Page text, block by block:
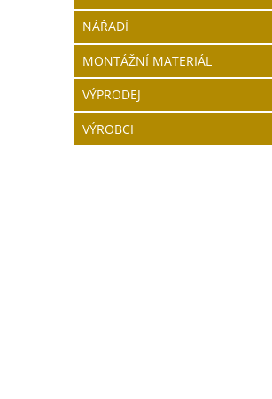
NÁŘADÍ
MONTÁŽNÍ MATERIÁL
VÝPRODEJ
VÝROBCI